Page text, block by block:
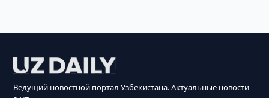
Ведущий новостной портал Узбекистана. Актуальные новости